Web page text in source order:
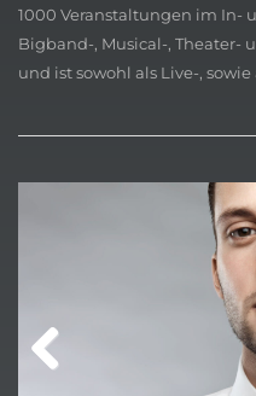
1000 Veranstaltungen im In-
Bigband-, Musical-, Theater-
und ist sowohl als Live-,